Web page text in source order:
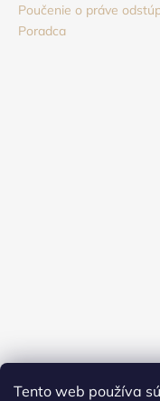
Tento web používa
Poučenie o práve
Poradca